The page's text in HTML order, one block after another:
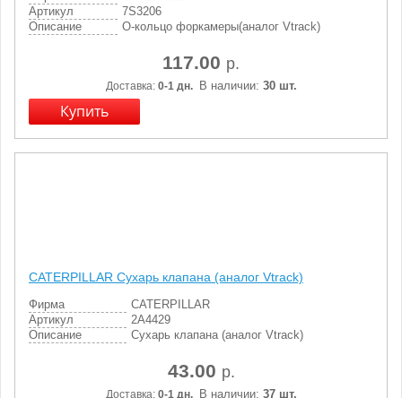
Артикул
7S3206
Описание
О-кольцо форкамеры(аналог Vtrack)
117.00 р.
Доставка: 0-1 дн. В наличии: 30 шт.
CATERPILLAR Сухарь клапана (аналог Vtrack)
Фирма
CATERPILLAR
Артикул
2A4429
Описание
Сухарь клапана (аналог Vtrack)
43.00 р.
Доставка: 0-1 дн. В наличии: 37 шт.